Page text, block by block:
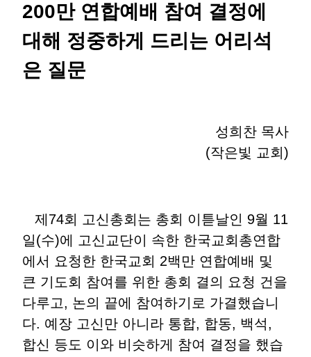
200만 연합예배 참여 결정에
대해 정중하게 드리는 어리석
은 질문
성희찬 목사
(작은빛 교회)
제74회 고신총회는 총회 이튿날인 9월 11
일(수)에 고신교단이 속한 한국교회총연합
에서 요청한 한국교회 2백만 연합예배 및
큰 기도회 참여를 위한 총회 결의 요청 건을
다루고, 논의 끝에 참여하기로 가결했습니
다. 예장 고신만 아니라 통합, 합동, 백석,
합신 등도 이와 비슷하게 참여 결정을 했습